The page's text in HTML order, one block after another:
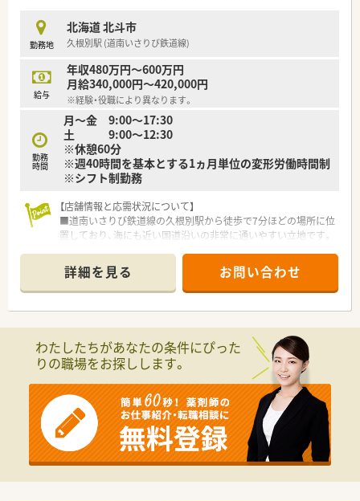
勤務地
北海道 北斗市
久根別駅 (道南いさりび鉄道線)
給与
年収480万円～600万円
月給340,000円～420,000円
※経験・役職により異なります。
勤務
時間
月～金 9:00～17:30
土 9:00～12:30
※休憩60分
※週40時間を基本とする1ヵ月単位の変形労働時間制
※シフト制勤務
【店舗情報と応需状況について】
■道南いさりび鉄道線の久根別駅から徒歩で7分ほどの場所に位
置しており、海にも近い国道沿いの非常に通いやすい立地です。
均50枚程度の処方箋を安定的に受け付けている状況です。
■現在は薬剤師1名、事務スタッフ2名の体制で運営されており
ます
■外来での調剤や監査、服薬指導をメインに担当していただき、
患者様とのコミュニケーションを軸とした業務にあたります。
■在宅業務に関しては本社社員が配達を担当するため、薬剤師は
店舗内での調剤や監査業務に専念することが可能な仕組みで
す。
■最新の監査システムを導入しているため、ヒューマンエラーを
未然に防ぎながら、安心して日々の業務に取り組める環境です。
【職場環境と雰囲気】
■30代の明るい薬局長を中心に、穏やかなスタッフが集まって
おり、チームワークを大切にする温かい雰囲気が魅力です。
詳細を見る お問い合わせ
わたしたちがあなたの条件にぴった
りの職場をお探しします。